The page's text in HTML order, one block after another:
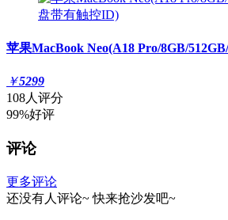
苹果MacBook Neo(A18 Pro/8GB/
￥5299
108人评分
99%好评
评论
更多评论
还没有人评论~ 快来抢沙发吧~